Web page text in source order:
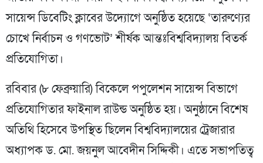
সায়েন্স ডিবেটিং ক্লাবের উদ্যোগে অনুষ্ঠিত হয়েছে ‘তারুণ্যের
চোখে নির্বাচন ও গণভোট’ শীর্ষক আন্তঃবিশ্ববিদ্যালয় বিতর্ক
প্রতিযোগিতা।
রবিবার (৮ ফেব্রুয়ারি) বিকেলে পপুলেশন সায়েন্স বিভাগে
প্রতিযোগিতার ফাইনাল রাউন্ড অনুষ্ঠিত হয়। অনুষ্ঠানে বিশেষ
অতিথি হিসেবে উপস্থিত ছিলেন বিশ্ববিদ্যালয়ের ট্রেজারার
অধ্যাপক ড. মো. জয়নুল আবেদীন সিদ্দিকী। এতে সভাপতিত্ব